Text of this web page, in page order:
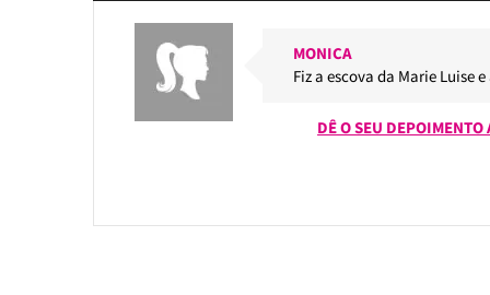
MONICA
Fiz a escova da Marie Luise
DÊ O SEU DEPOIMENTO